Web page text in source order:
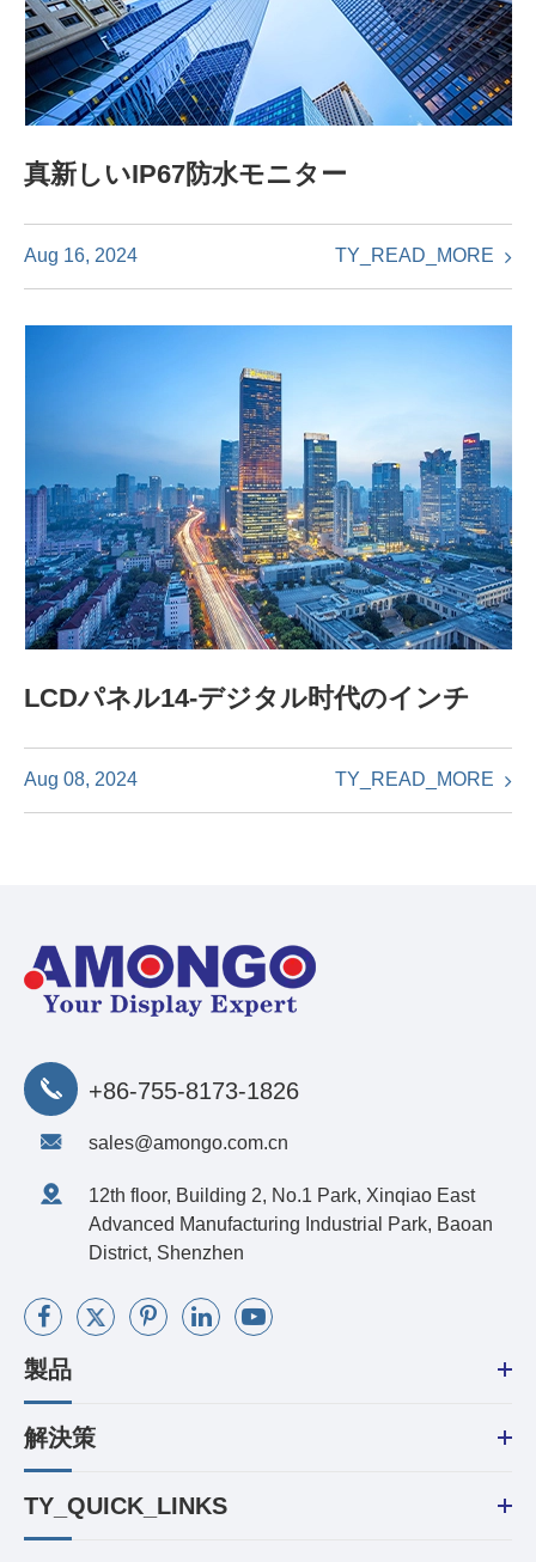
真新しいIP67防水モニター
Aug 16, 2024 TY_READ_MORE
LCDパネル14-デジタル时代のインチ
Aug 08, 2024 TY_READ_MORE
+86-755-8173-1826
sales@amongo.com.cn
12th floor, Building 2, No.1 Park, Xinqiao East
Advanced Manufacturing Industrial Park, Baoan
District, Shenzhen
製品
解決策
TY_QUICK_LINKS